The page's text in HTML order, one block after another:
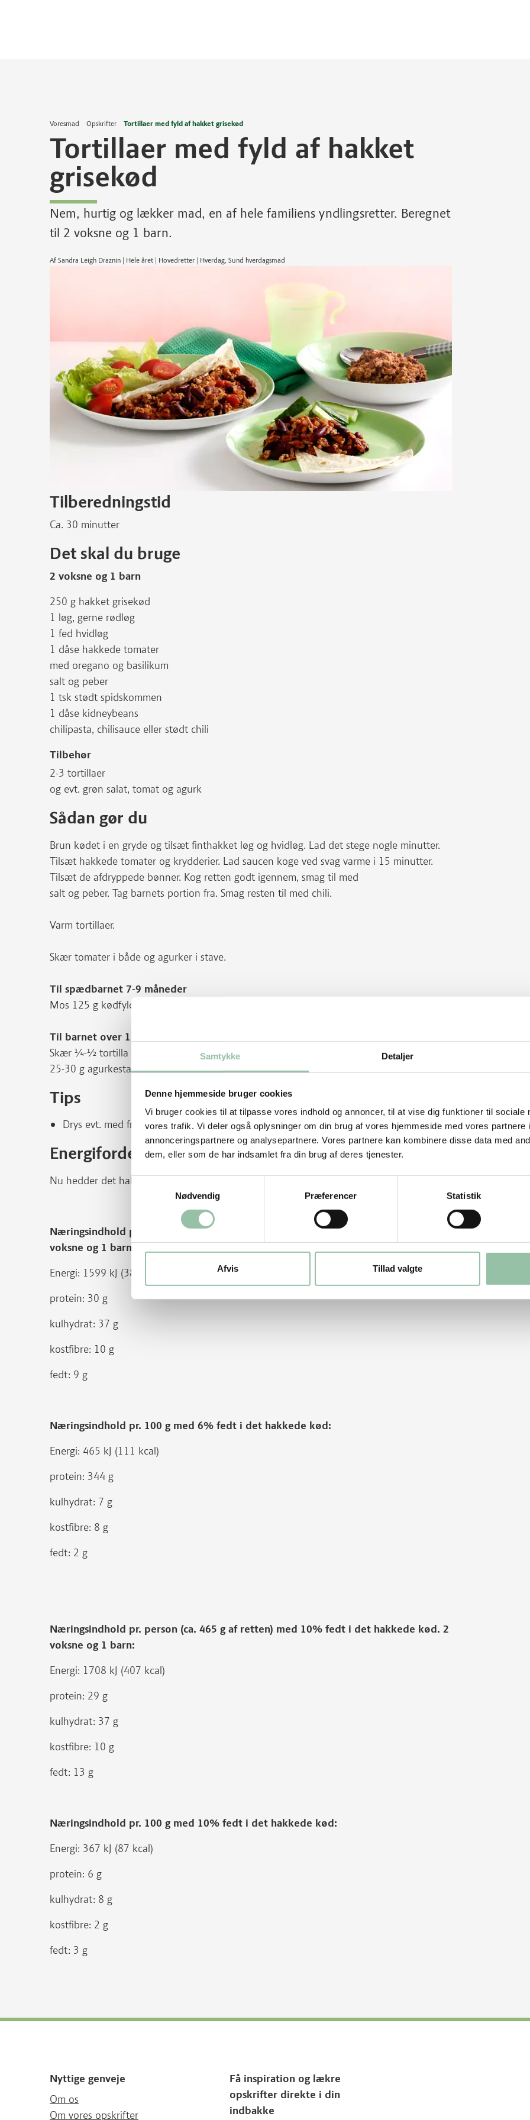
Samtykke Detaljer
Denne hjemmeside bruger cookies
Vi bruger cookies til at tilpasse vores indhold og annoncer, til at vise dig funktioner til sociale
vores trafik. Vi deler også oplysninger om din brug af vores hjemmeside med vores partnere
annonceringspartnere og analysepartnere. Vores partnere kan kombinere disse data med
dem, eller som de har indsamlet fra din brug af deres tjenester.
Nødvendig
Præferencer Statistik
Afvis Tillad valgte
Voresmad Opskrifter Tortillaer med fyld af hakket grisekød
Tortillaer med fyld af hakket
grisekød
Nem, hurtig og lækker mad, en af hele familiens yndlingsretter. Beregnet
til 2 voksne og 1 barn.
Af Sandra Leigh Draznin | Hele året | Hovedretter | Hverdag, Sund hverdagsmad
Tilberedningstid
Ca. 30 minutter
Det skal du bruge
2 voksne og 1 barn
250 g hakket grisekød
1 løg, gerne rødløg
1 fed hvidløg
1 dåse hakkede tomater
med oregano og basilikum
salt og peber
1 tsk stødt spidskommen
1 dåse kidneybeans
chilipasta, chilisauce eller stødt chili
Tilbehør
2-3 tortillaer
og evt. grøn salat, tomat og agurk
Sådan gør du
Brun kødet i en gryde og tilsæt finthakket løg og hvidløg. Lad det stege nogle minutter.
Tilsæt hakkede tomater og krydderier. Lad saucen koge ved svag varme i 15 minutter.
Tilsæt de afdryppede bønner. Kog retten godt igennem, smag til med
salt og peber. Tag barnets portion fra. Smag resten til med chili.
Varm tortillaer.
Skær tomater i både og agurker i stave.
Til spædbarnet 7-9 måneder
Mos 125 g kødfyld med 1 tsk olie i en hurtighakker.
Til barnet over 12 måneder
Skær ¼-½ tortilla i mindre stykker og anret det sammen med 125 g kødfyld. Pynt med
25-30 g agurkestave.
Tips
Drys evt. med friskhakket koriander.
Energifordeling
Nu hedder det hakket grisekød. Før hed det hakket svinekød.
Næringsindhold pr. person (ca. 465 g af retten) med 6 % fedt i det hakkede kød. 2
voksne og 1 barn:
Energi: 1599 kJ (381 kcal)
protein: 30 g
kulhydrat: 37 g
kostfibre: 10 g
fedt: 9 g
Næringsindhold pr. 100 g med 6% fedt i det hakkede kød:
Energi: 465 kJ (111 kcal)
protein: 344 g
kulhydrat: 7 g
kostfibre: 8 g
fedt: 2 g
Næringsindhold pr. person (ca. 465 g af retten) med 10% fedt i det hakkede kød. 2
voksne og 1 barn:
Energi: 1708 kJ (407 kcal)
protein: 29 g
kulhydrat: 37 g
kostfibre: 10 g
fedt: 13 g
Næringsindhold pr. 100 g med 10% fedt i det hakkede kød:
Energi: 367 kJ (87 kcal)
protein: 6 g
kulhydrat: 8 g
kostfibre: 2 g
fedt: 3 g
Nyttige genveje
Om os
Om vores opskrifter
Få inspiration og lækre
opskrifter direkte i din
indbakke